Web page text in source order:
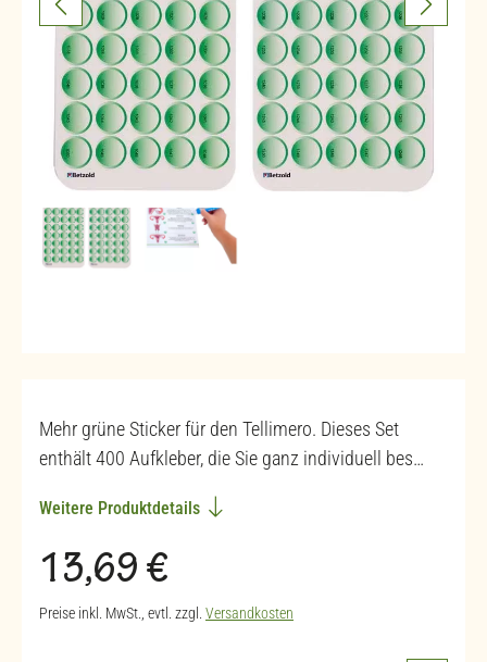
Mehr grüne Sticker für den Tellimero. Dieses Set
enthält 400 Aufkleber, die Sie ganz individuell bes…
Weitere Produktdetails
Regulärer Preis:
13,69 €
Preise inkl. MwSt., evtl. zzgl. Versandkosten